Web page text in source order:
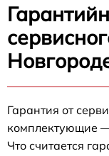
Гарантия от
комплектующие
Что считается